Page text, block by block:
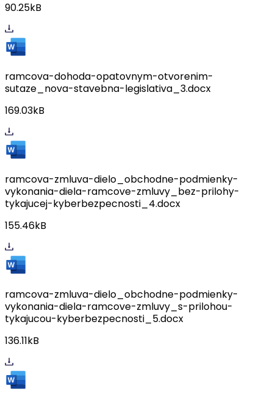
90.25kB
ramcova-dohoda-opatovnym-otvorenim-
sutaze_nova-stavebna-legislativa_3.docx
169.03kB
ramcova-zmluva-dielo_obchodne-podmienky-
vykonania-diela-ramcove-zmluvy_bez-prilohy-
tykajucej-kyberbezpecnosti_4.docx
155.46kB
ramcova-zmluva-dielo_obchodne-podmienky-
vykonania-diela-ramcove-zmluvy_s-prilohou-
tykajucou-kyberbezpecnosti_5.docx
136.11kB